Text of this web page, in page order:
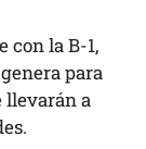
con la B-1,
para
llevarán a